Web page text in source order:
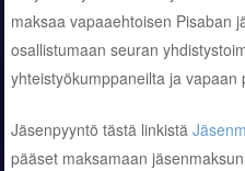
maksaa vapaaehtoisen Pisaban
osallistumaan seuran
yhteistyökumppaneilta ja
Jäsenpyyntö tästä linkistä
pääset maksamaan